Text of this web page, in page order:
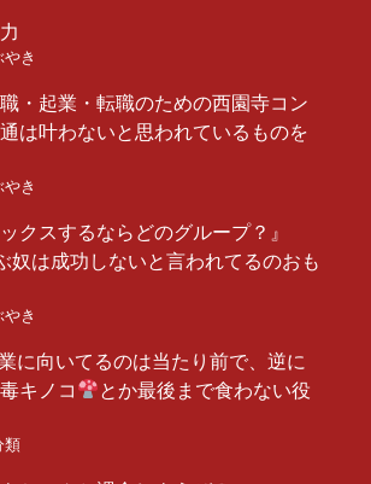
やき
・起業・転職のための西園寺コン
は叶わないと思われているものを
やき
ックスするならどのグループ？』
奴は成功しないと言われてるのおも
やき
に向いてるのは当たり前で、逆に
キノコ
とか最後まで食わない役
類